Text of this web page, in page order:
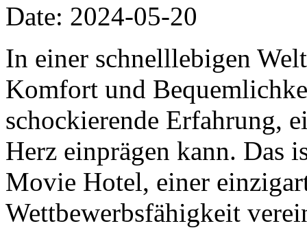
Date: 2024-05-20
In einer schnelllebigen
Komfort und
schockierende Erfahrung,
Herz einprägen kann. Das
Movie Hotel, einer
Wettbewerbsfähigkeit